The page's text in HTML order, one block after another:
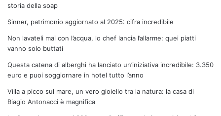
storia della soap
Sinner, patrimonio aggiornato al 2025: cifra incredibile
Non lavateli mai con l’acqua, lo chef lancia l’allarme: quei piatti
vanno solo buttati
Questa catena di alberghi ha lanciato un’iniziativa incredibile: 3.350
euro e puoi soggiornare in hotel tutto l’anno
Villa a picco sul mare, un vero gioiello tra la natura: la casa di
Biagio Antonacci è magnifica